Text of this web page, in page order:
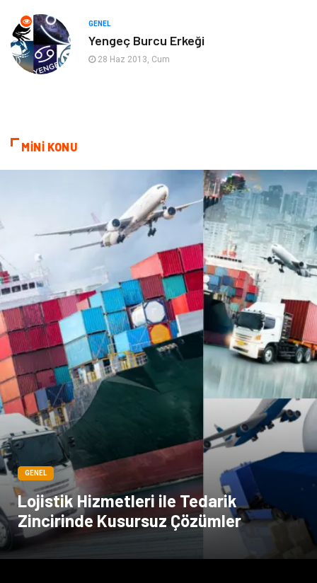
Evlilik Rehberi
Astroloji Keyfinizi Kaçırmayın
Çadır
Yazı Tahtaları Pet Malzemeleri
GENEL
Yengeç Burcu Erkeği
28 Haz 2013, Cum
MİNİ KONU
GENEL
Lojistik Hizmetleri ile Tedarik
Zincirinde Kusursuz Çözümler